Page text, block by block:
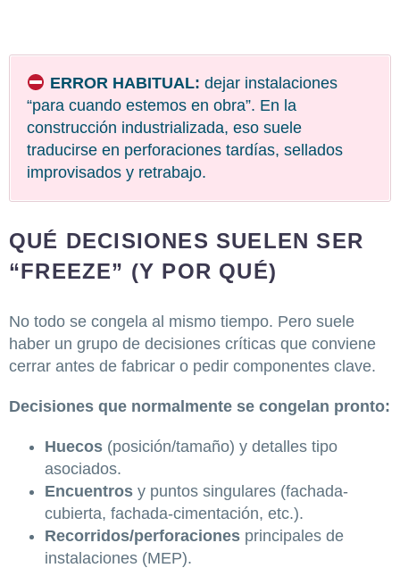
ERROR HABITUAL: dejar instalaciones
“para cuando estemos en obra”. En la
construcción industrializada, eso suele
traducirse en perforaciones tardías, sellados
improvisados y retrabajo.
QUÉ DECISIONES SUELEN SER
“FREEZE” (Y POR QUÉ)
No todo se congela al mismo tiempo. Pero suele
haber un grupo de decisiones críticas que conviene
cerrar antes de fabricar o pedir componentes clave.
Decisiones que normalmente se congelan pronto:
Huecos (posición/tamaño) y detalles tipo
asociados.
Encuentros y puntos singulares (fachada-
cubierta, fachada-cimentación, etc.).
Recorridos/perforaciones principales de
instalaciones (MEP).